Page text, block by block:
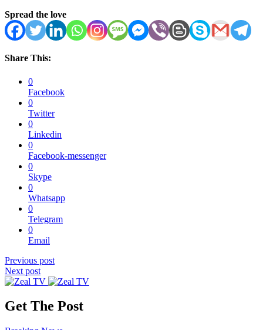
Spread the love
Share This:
0
Facebook
0
Twitter
0
Linkedin
0
Facebook-messenger
0
Skype
0
Whatsapp
0
Telegram
0
Email
Previous post
Next post
Get The Post